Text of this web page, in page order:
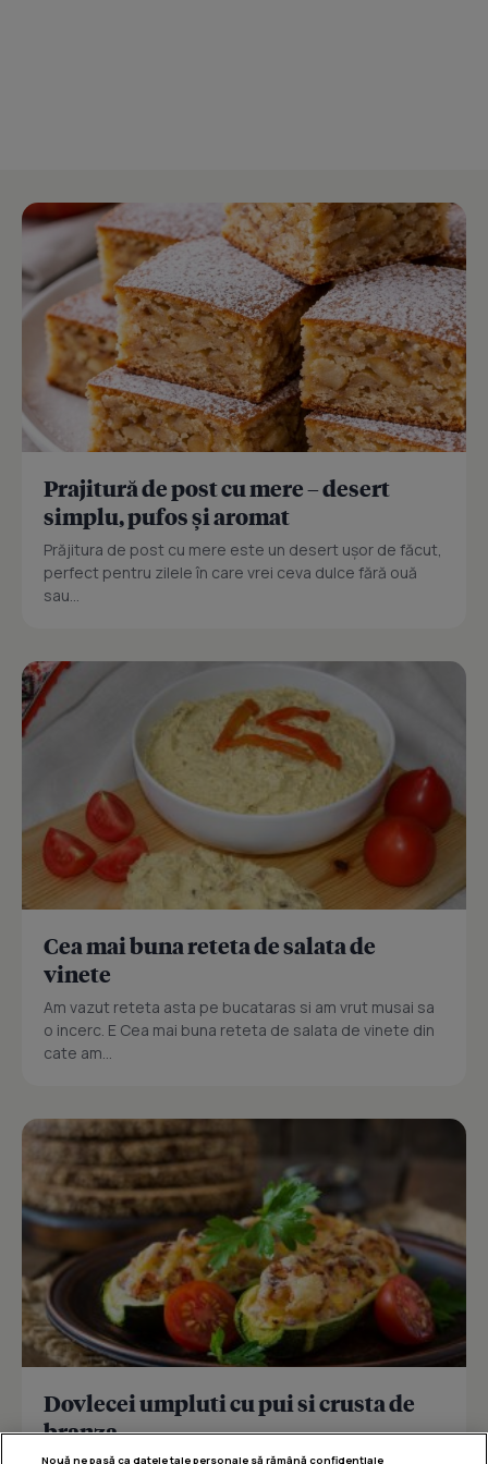
Prajitură de post cu mere – desert
simplu, pufos și aromat
Prăjitura de post cu mere este un desert ușor de făcut,
perfect pentru zilele în care vrei ceva dulce fără ouă
sau...
Cea mai buna reteta de salata de
vinete
Am vazut reteta asta pe bucataras si am vrut musai sa
o incerc. E Cea mai buna reteta de salata de vinete din
cate am...
Dovlecei umpluti cu pui si crusta de
branza
Nouă ne pasă ca datele tale personale să rămână confidențiale